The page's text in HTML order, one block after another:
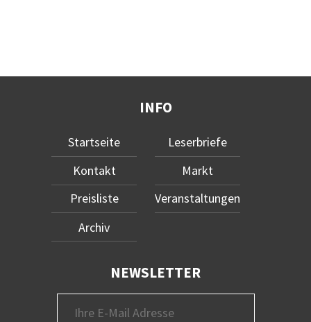
INFO
Startseite
Kontakt
Preisliste
Archiv
Leserbriefe
Markt
Veranstaltungen
NEWSLETTER